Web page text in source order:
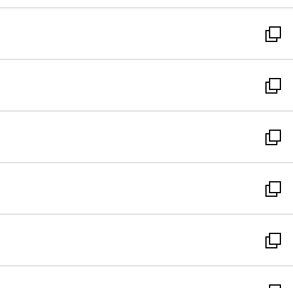
開
く
ウ
ィ
ン
ド
ウ
で
開
く
し
い
ウ
ィ
ン
ド
ウ
で
開
く
新
し
い
ウ
ィ
ン
ド
ウ
で
開
新
し
い
ウ
ィ
ン
ド
ウ
新
し
い
ウ
ィ
ン
新
し
い
ウ
新
し